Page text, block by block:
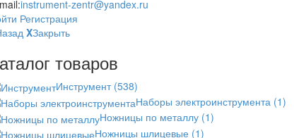
instrument-zentr@yandex.ru
Регистрация
XЗакрыть
товаров
Инструмент (538)
Наборы электроинструмента (1)
Ножницы по металлу (1)
Ножницы шлицевые (1)